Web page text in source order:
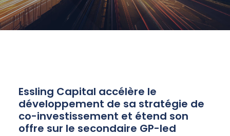
Essling Capital accélère le
développement de sa stratégie de
co-investissement et étend son
offre sur le secondaire GP-led